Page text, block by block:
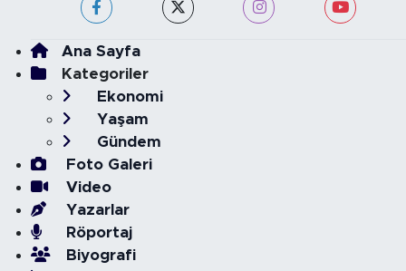
Ana Sayfa
Kategoriler
Ekonomi
Yaşam
Gündem
Foto Galeri
Video
Yazarlar
Röportaj
Biyografi